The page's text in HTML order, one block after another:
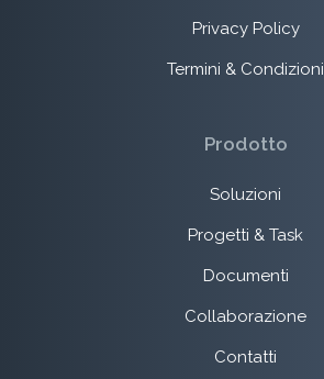
Privacy Policy
Termini & Condizioni
Prodotto
Soluzioni
Progetti & Task
Documenti
Collaborazione
Contatti